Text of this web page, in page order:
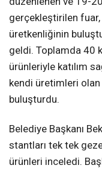
gerçekleştirilen
üretkenliğinin
geldi. Toplamda 40
ürünleriyle katılım
kendi üretimleri
buluşturdu.
Belediye Başkanı
stantları tek tek
ürünleri inceledi.